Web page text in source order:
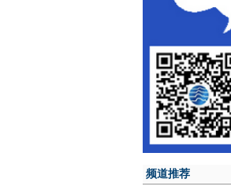
频道推荐